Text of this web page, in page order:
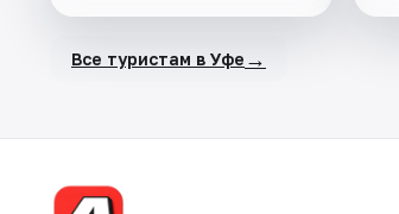
Все туристам в Уфе →